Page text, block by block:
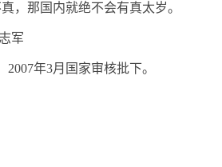
，那国内就绝不会有真太岁。
军
年3月国家审核批下。